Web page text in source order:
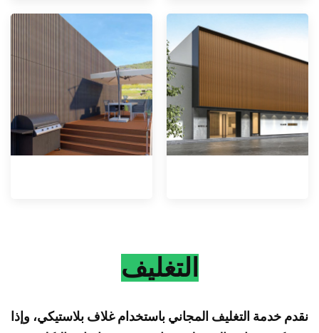
التغليف
نقدم خدمة التغليف المجاني باستخدام غلاف بلاستيكي، وإذا